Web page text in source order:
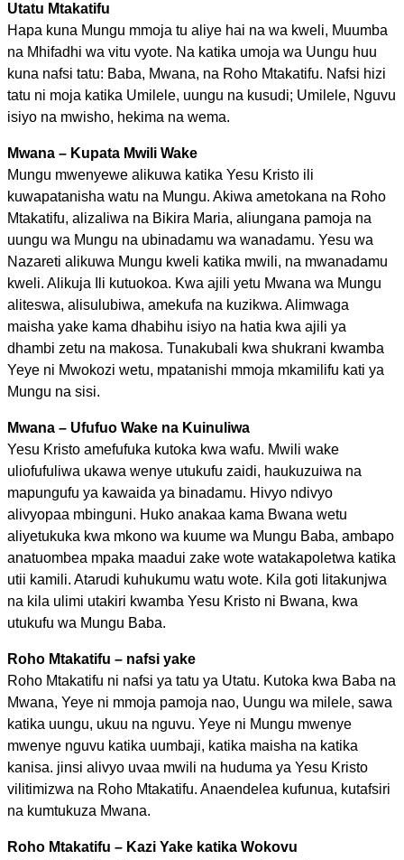
Utatu Mtakatifu
Hapa kuna Mungu mmoja tu aliye hai na wa kweli, Muumba
na Mhifadhi wa vitu vyote. Na katika umoja wa Uungu huu
kuna nafsi tatu: Baba, Mwana, na Roho Mtakatifu. Nafsi hizi
tatu ni moja katika Umilele, uungu na kusudi; Umilele, Nguvu
isiyo na mwisho, hekima na wema.
Mwana – Kupata Mwili Wake
Mungu mwenyewe alikuwa katika Yesu Kristo ili
kuwapatanisha watu na Mungu. Akiwa ametokana na Roho
Mtakatifu, alizaliwa na Bikira Maria, aliungana pamoja na
uungu wa Mungu na ubinadamu wa wanadamu. Yesu wa
Nazareti alikuwa Mungu kweli katika mwili, na mwanadamu
kweli. Alikuja Ili kutuokoa. Kwa ajili yetu Mwana wa Mungu
aliteswa, alisulubiwa, amekufa na kuzikwa. Alimwaga
maisha yake kama dhabihu isiyo na hatia kwa ajili ya
dhambi zetu na makosa. Tunakubali kwa shukrani kwamba
Yeye ni Mwokozi wetu, mpatanishi mmoja mkamilifu kati ya
Mungu na sisi.
Mwana – Ufufuo Wake na Kuinuliwa
Yesu Kristo amefufuka kutoka kwa wafu. Mwili wake
uliofufuliwa ukawa wenye utukufu zaidi, haukuzuiwa na
mapungufu ya kawaida ya binadamu. Hivyo ndivyo
alivyopaa mbinguni. Huko anakaa kama Bwana wetu
aliyetukuka kwa mkono wa kuume wa Mungu Baba, ambapo
anatuombea mpaka maadui zake wote watakapoletwa katika
utii kamili. Atarudi kuhukumu watu wote. Kila goti litakunjwa
na kila ulimi utakiri kwamba Yesu Kristo ni Bwana, kwa
utukufu wa Mungu Baba.
Roho Mtakatifu – nafsi yake
Roho Mtakatifu ni nafsi ya tatu ya Utatu. Kutoka kwa Baba na
Mwana, Yeye ni mmoja pamoja nao, Uungu wa milele, sawa
katika uungu, ukuu na nguvu. Yeye ni Mungu mwenye
mwenye nguvu katika uumbaji, katika maisha na katika
kanisa. jinsi alivyo uvaa mwili na huduma ya Yesu Kristo
vilitimizwa na Roho Mtakatifu. Anaendelea kufunua, kutafsiri
na kumtukuza Mwana.
Roho Mtakatifu – Kazi Yake katika Wokovu